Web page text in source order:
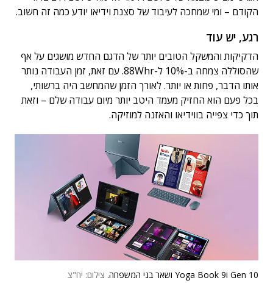
הקודם – ומי שמחכה לעיבוד של סצנת וידיאו יודע כמה זה חשוב.
רגע, יש עוד
הדקיקות והמשקל הטובים יותר של הדגם החדש מושגים על אף
שהסוללה צמחה ב-10% ל-88Whr. עם זאת, זמן העבודה נותר
אותו הדבר, פחות או יותר. לאורך הזמן שהמחשב היה ברשותי,
בכל פעם הוא החזיק מעמד היטב יותר מיום עבודה שלם – וזאת
תוך כדי צפייה בווידיאו והאזנה למוזיקה.
Yoga Book 9i Gen 10 ושאר בני המשפחה. צילום: יח"צ